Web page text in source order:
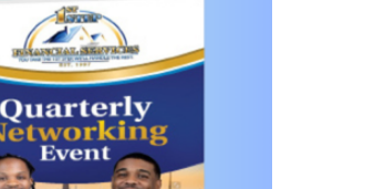
যে দামে
টিস্যু প্যাকেটে ১৭ লাখ টাকার স্বর্ণ
সামান্য বৃষ্টিতেই ডোবে নিউমার্কেট,
ভোগান্তির শেষ কোথায়?